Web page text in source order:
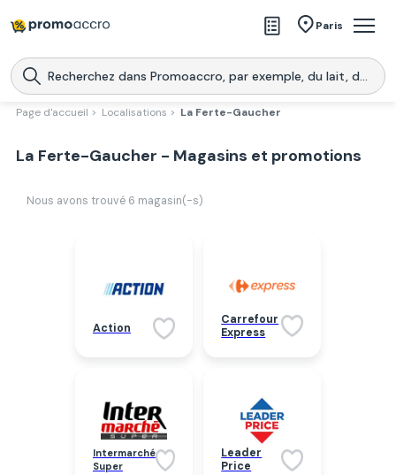
Paris
Magasins
Produits
Promoaccro
l'application
Page d'accueil > Localisations > La Ferte-Gaucher
La Ferte-Gaucher - Magasins et promotions
Nous avons trouvé 6 magasin(-s)
Action
Carrefour
Express
Intermarché
Super
Leader
Price